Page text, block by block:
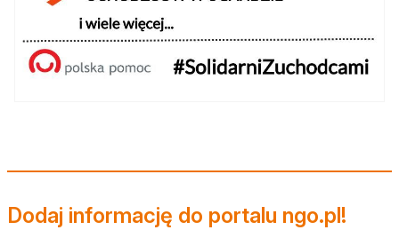
Dodaj informację do portalu ngo.pl!